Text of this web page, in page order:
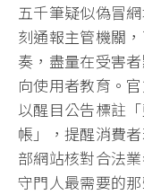
五千筆疑似偽冒
刻通報主管機關
奏，盡量在受害
向使用者教育。
以醒目公告標註
帳」，提醒消費
部網站核對合法
守門人最需要的